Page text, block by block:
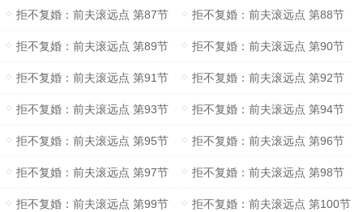
拒不复婚：前夫滚远点 第87节 拒不复婚：前夫滚远点 第88节
拒不复婚：前夫滚远点 第89节 拒不复婚：前夫滚远点 第90节
拒不复婚：前夫滚远点 第91节 拒不复婚：前夫滚远点 第92节
拒不复婚：前夫滚远点 第93节 拒不复婚：前夫滚远点 第94节
拒不复婚：前夫滚远点 第95节 拒不复婚：前夫滚远点 第96节
拒不复婚：前夫滚远点 第97节 拒不复婚：前夫滚远点 第98节
拒不复婚：前夫滚远点 第99节 拒不复婚：前夫滚远点 第100节